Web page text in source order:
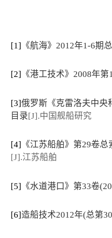
[1] 《航海》2012年1-6期
[2] 《港工技术》2008年
[3]俄罗斯《克雷洛夫中央
目录[J].中国舰船研究
[4] 《江苏船舶》第29卷
[J].江苏船舶
[5] 《水道港口》第33卷
[6]造船技术2012年(总第